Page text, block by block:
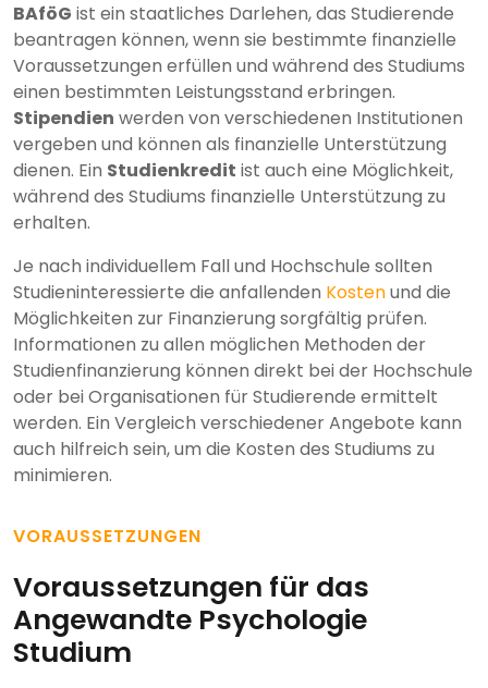
BAföG ist ein staatliches Darlehen, das Studierende
beantragen können, wenn sie bestimmte finanzielle
Voraussetzungen erfüllen und während des Studiums
einen bestimmten Leistungsstand erbringen.
Stipendien werden von verschiedenen Institutionen
vergeben und können als finanzielle Unterstützung
dienen. Ein Studienkredit ist auch eine Möglichkeit,
während des Studiums finanzielle Unterstützung zu
erhalten.
Je nach individuellem Fall und Hochschule sollten
Studieninteressierte die anfallenden Kostenund die
Möglichkeiten zur Finanzierung sorgfältig prüfen.
Informationen zu allen möglichen Methoden der
Studienfinanzierung können direkt bei der Hochschule
oder bei Organisationen für Studierende ermittelt
werden. Ein Vergleich verschiedener Angebote kann
auch hilfreich sein, um die Kosten des Studiums zu
minimieren.
VORAUSSETZUNGEN
Voraussetzungen für das
Angewandte Psychologie
Studium